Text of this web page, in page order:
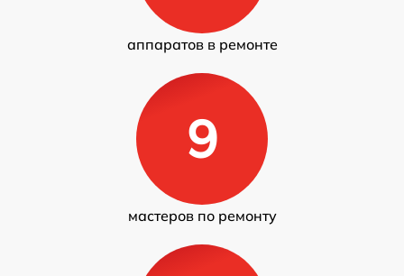
аппаратов в ремонте
9
мастеров по ремонту